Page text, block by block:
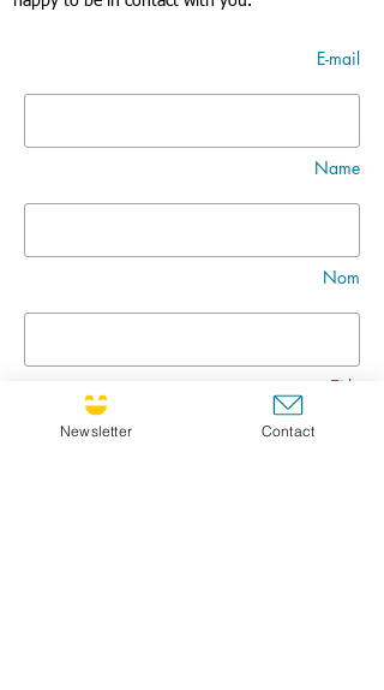
E-mail
Name
Nom
Title
Newsletter Contact